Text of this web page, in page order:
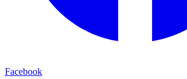
Facebook